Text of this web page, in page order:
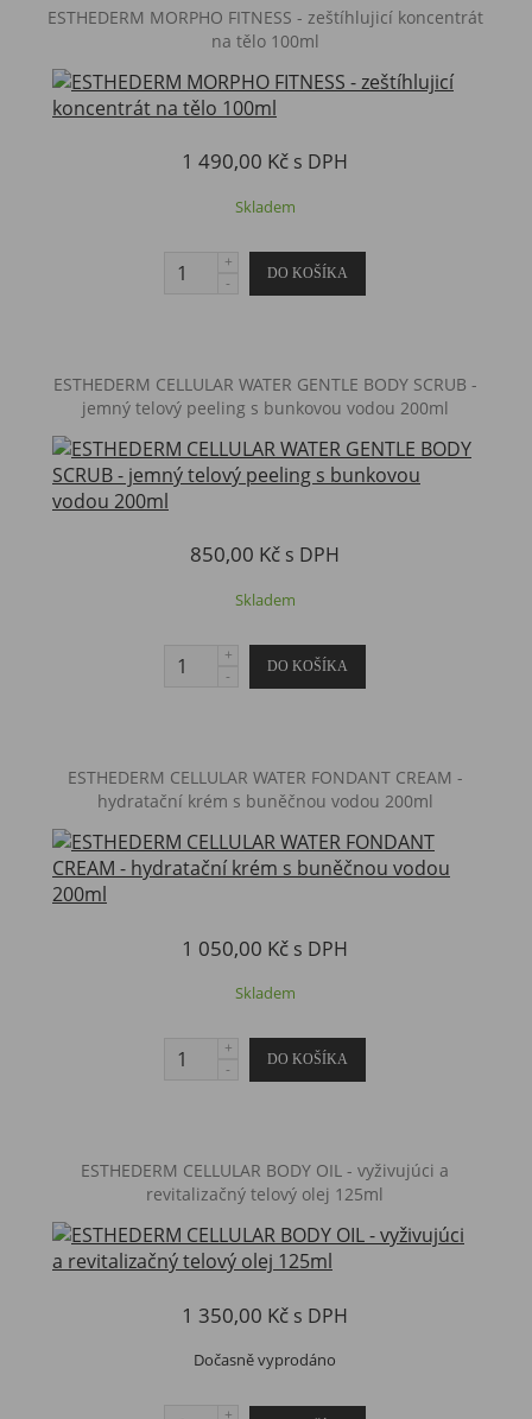
​ESTHEDERM MORPHO FITNESS - zeštíhlujicí koncentrát
na tělo 100ml
1 490,00 Kč s DPH
Skladem
ESTHEDERM CELLULAR WATER GENTLE BODY SCRUB -
jemný telový peeling s bunkovou vodou 200ml
850,00 Kč s DPH
Skladem
ESTHEDERM CELLULAR WATER FONDANT CREAM -
hydratační krém s buněčnou vodou 200ml
1 050,00 Kč s DPH
Skladem
ESTHEDERM CELLULAR BODY OIL - vyživujúci a
revitalizačný telový olej 125ml
1 350,00 Kč s DPH
Dočasně vyprodáno